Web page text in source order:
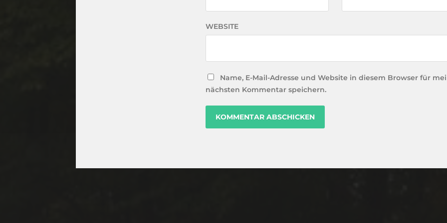
WEBSITE
Name, E-Mail-Adresse und Website in diesem Browser für
nächsten Kommentar speichern.